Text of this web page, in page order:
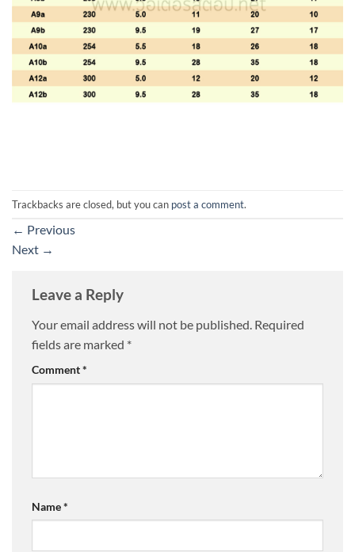
Trackbacks are closed, but you can post a comment.
← Previous
Next →
Leave a Reply
Your email address will not be published. Required
fields are marked *
Comment*
Name*